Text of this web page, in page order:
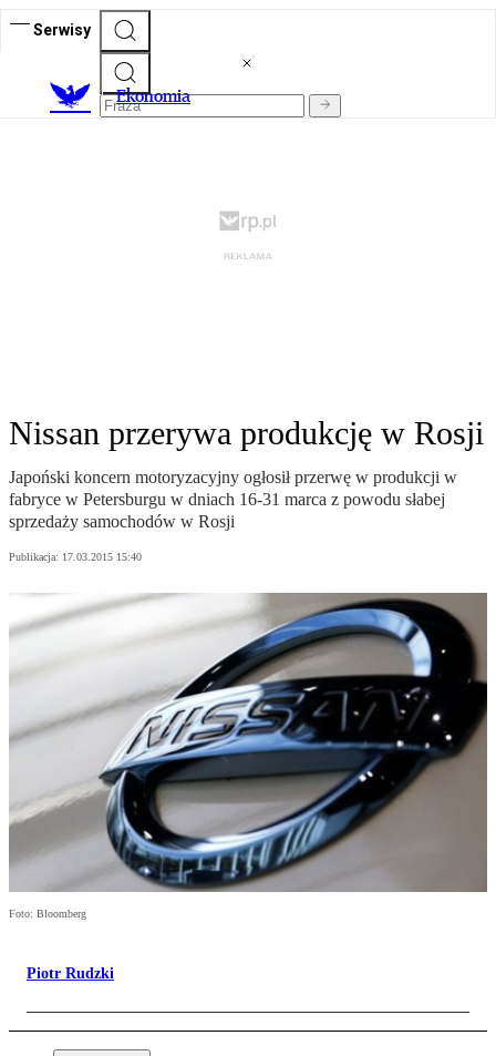
Serwisy
Ekonomia
Nissan przerywa produkcję w Rosji
Japoński koncern motoryzacyjny ogłosił przerwę w produkcji w
fabryce w Petersburgu w dniach 16-31 marca z powodu słabej
sprzedaży samochodów w Rosji
Publikacja: 17.03.2015 15:40
Foto: Bloomberg
Piotr Rudzki